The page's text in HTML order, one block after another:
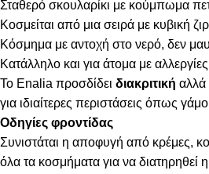
Σταθερό σκουλαρίκι με κούμπωμα
Κοσμείται από μια σειρά με κυβική
Κόσμημα με αντοχή στο νερό, δεν
Κατάλληλο και για άτομα με αλλεργίες
Το Enalia προσδίδει διακριτική αλλά
για ιδιαίτερες περιστάσεις όπως
Οδηγίες φροντίδας
Συνιστάται η αποφυγή από κρέμες,
όλα τα κοσμήματα για να διατηρηθεί